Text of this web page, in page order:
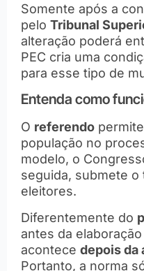
Somente após a
pelo Tribunal
alteração poderá
PEC cria uma
para esse tipo de
Entenda como
O referendo
população no
modelo, o
seguida, submete
eleitores.
Diferentemente do
antes da
acontece depois da
Portanto, a norma